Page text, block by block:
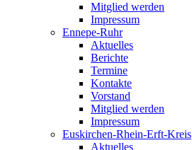
Mitglied werden
Impressum
Ennepe-Ruhr
Aktuelles
Berichte
Termine
Kontakte
Vorstand
Mitglied werden
Impressum
Euskirchen-Rhein-Erft-Kreis
Aktuelles